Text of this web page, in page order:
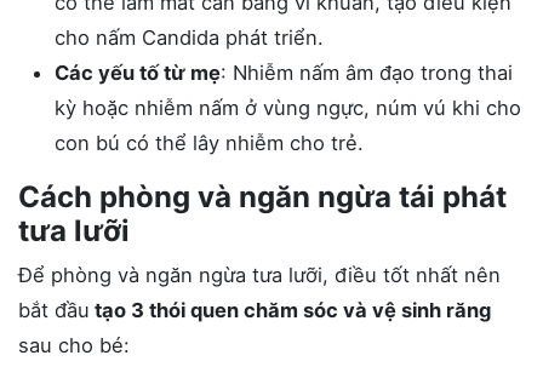
cho nấm Candida phát triển.
Các yếu tố từ mẹ: Nhiễm nấm âm đạo trong thai
kỳ hoặc nhiễm nấm ở vùng ngực, núm vú khi cho
con bú có thể lây nhiễm cho trẻ​.
Cách phòng và ngăn ngừa tái phát
tưa lưỡi
Để phòng và ngăn ngừa tưa lưỡi, điều tốt nhất nên
bắt đầu tạo 3 thói quen chăm sóc và vệ sinh răng
sau cho bé: